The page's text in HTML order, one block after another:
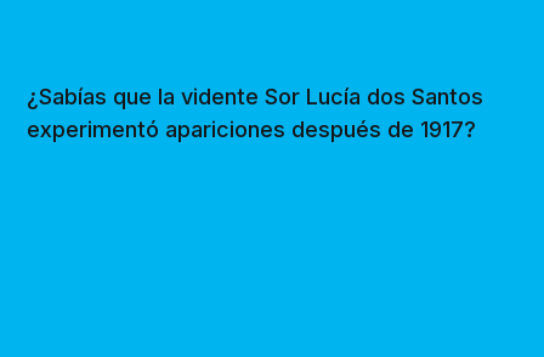
¿Sabías que la vidente Sor Lucía dos Santos
experimentó apariciones después de 1917?